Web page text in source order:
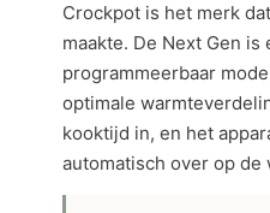
Crockpot is het merk
maakte. De Next Gen is
programmeerbaar
optimale
kooktijd in, en het
automatisch over op de